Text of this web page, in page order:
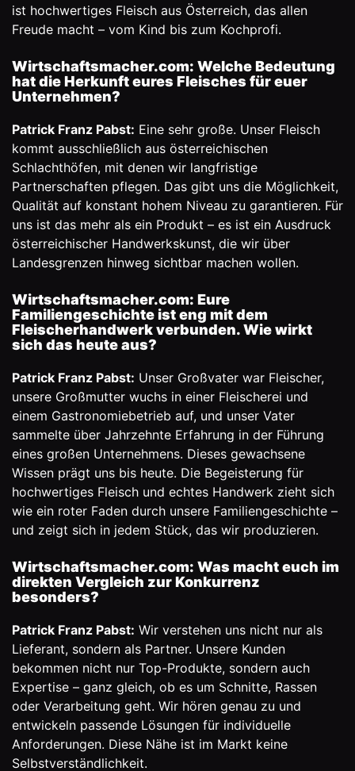
ist hochwertiges Fleisch aus Österreich, das allen
Freude macht – vom Kind bis zum Kochprofi.
Wirtschaftsmacher.com: Welche Bedeutung
hat die Herkunft eures Fleisches für euer
Unternehmen?
Patrick Franz Pabst: Eine sehr große. Unser Fleisch
kommt ausschließlich aus österreichischen
Schlachthöfen, mit denen wir langfristige
Partnerschaften pflegen. Das gibt uns die Möglichkeit,
Qualität auf konstant hohem Niveau zu garantieren. Für
uns ist das mehr als ein Produkt – es ist ein Ausdruck
österreichischer Handwerkskunst, die wir über
Landesgrenzen hinweg sichtbar machen wollen.
Wirtschaftsmacher.com: Eure
Familiengeschichte ist eng mit dem
Fleischerhandwerk verbunden. Wie wirkt
sich das heute aus?
Patrick Franz Pabst: Unser Großvater war Fleischer,
unsere Großmutter wuchs in einer Fleischerei und
einem Gastronomiebetrieb auf, und unser Vater
sammelte über Jahrzehnte Erfahrung in der Führung
eines großen Unternehmens. Dieses gewachsene
Wissen prägt uns bis heute. Die Begeisterung für
hochwertiges Fleisch und echtes Handwerk zieht sich
wie ein roter Faden durch unsere Familiengeschichte –
und zeigt sich in jedem Stück, das wir produzieren.
Wirtschaftsmacher.com: Was macht euch im
direkten Vergleich zur Konkurrenz
besonders?
Patrick Franz Pabst: Wir verstehen uns nicht nur als
Lieferant, sondern als Partner. Unsere Kunden
bekommen nicht nur Top-Produkte, sondern auch
Expertise – ganz gleich, ob es um Schnitte, Rassen
oder Verarbeitung geht. Wir hören genau zu und
entwickeln passende Lösungen für individuelle
Anforderungen. Diese Nähe ist im Markt keine
Selbstverständlichkeit.